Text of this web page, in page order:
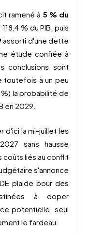
ramené à 5 % du
% du PIB, puis
assorti d'une dette
étude confiée à
conclusions sont
toutefois à un peu
la probabilité de
en 2029.
d'ici la mi-juillet les
sans hausse
liés au conflit
s'annonce
plaide pour des
à doper
potentielle, seul
le fardeau.